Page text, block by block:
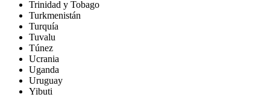
Trinidad y Tobago
Turkmenistán
Turquía
Tuvalu
Túnez
Ucrania
Uganda
Uruguay
Yibuti